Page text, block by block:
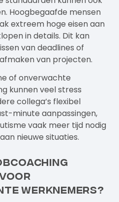
Hoogbegaafde mensen
extreem hoge eisen aan
in details. Dit kan
van deadlines of
van projecten.
of onverwachte
kunnen veel stress
collega’s flexibel
minute aanpassingen,
vaak meer tijd nodig
nieuwe situaties.
werknemers?